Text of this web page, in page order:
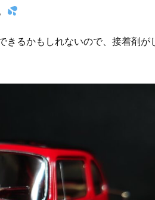
きるかもしれないので、接着剤が